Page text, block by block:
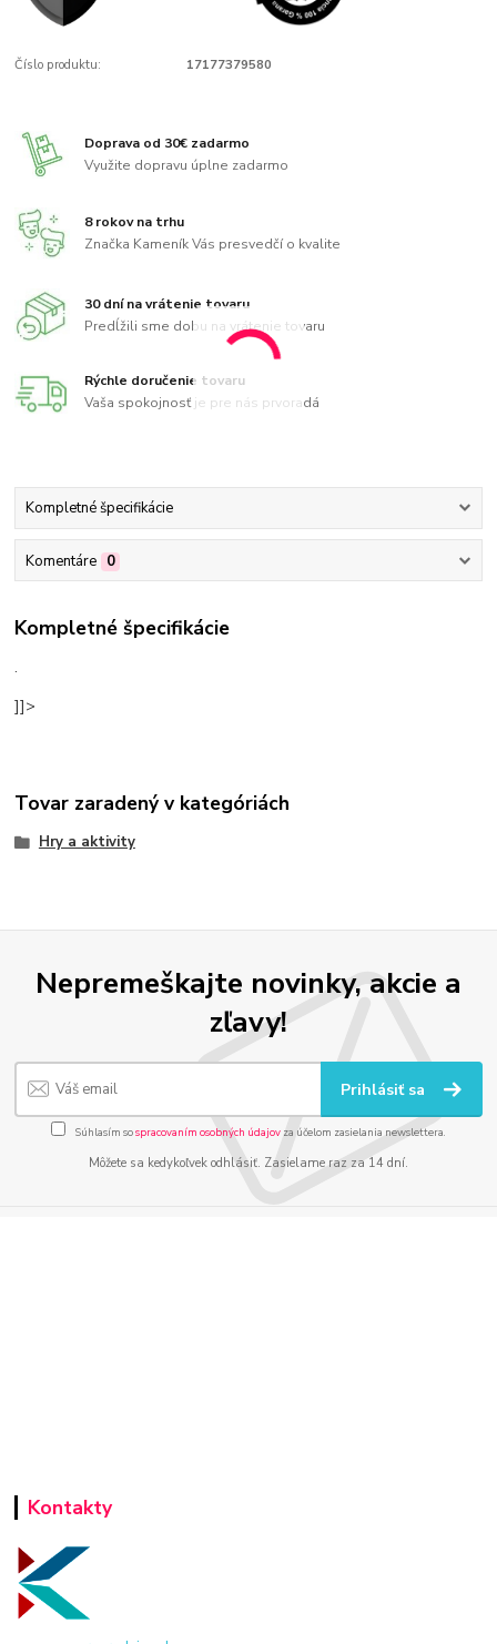
Číslo produktu: 17177379580
Doprava od 30€ zadarmo
Využite dopravu úplne zadarmo
8 rokov na trhu
Značka Kameník Vás presvedčí o kvalite
30 dní na vrátenie tovaru
Predĺžili sme dobu na vrátenie tovaru
Rýchle doručenie tovaru
Vaša spokojnosť je pre nás prvoradá
Kompletné špecifikácie
Komentáre 0
Kompletné špecifikácie
.
]]>
Tovar zaradený v kategóriách
Hry a aktivity
Nepremeškajte novinky, akcie a
zľavy!
Prihlásiť sa
Súhlasím sospracovaním osobných údajov za účelom zasielania newslettera.
Môžete sa kedykoľvek odhlásiť. Zasielame raz za 14 dní.
Kontakty